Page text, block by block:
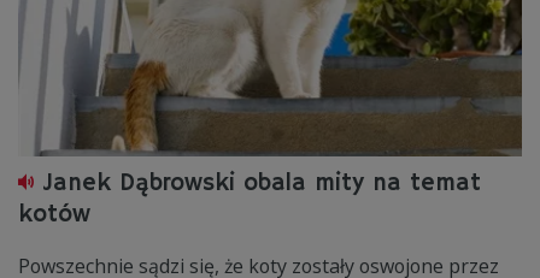
Janek Dąbrowski obala mity na temat
kotów
Powszechnie sądzi się, że koty zostały oswojone przez